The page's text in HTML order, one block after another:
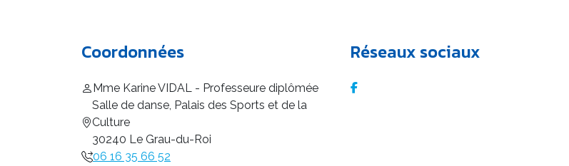
Coordonnées
Mme Karine VIDAL - Professeure diplômée
Salle de danse, Palais des Sports et de la
Culture
30240 Le Grau-du-Roi
06 16 35 66 52
Réseaux sociaux